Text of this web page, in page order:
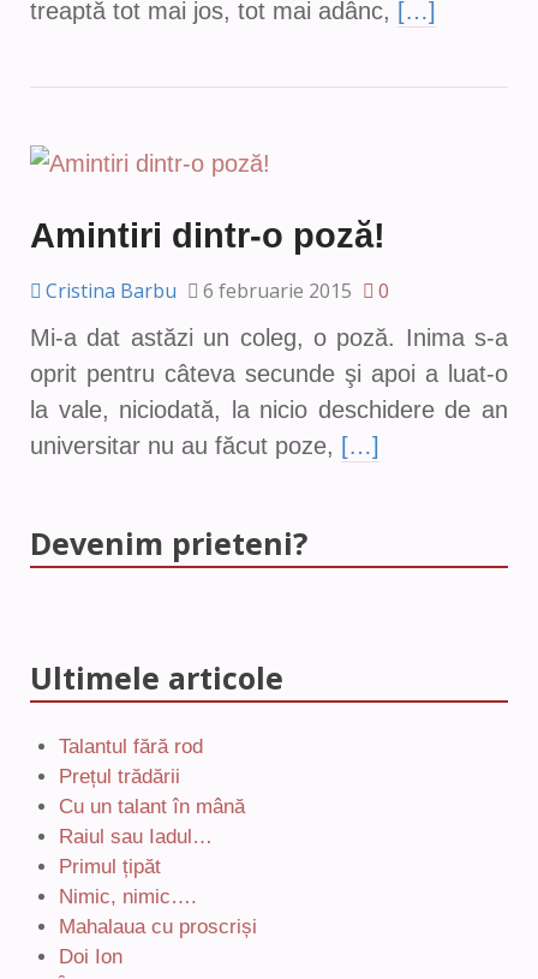
treaptă tot mai jos, tot mai adânc, […]
Amintiri dintr-o poză!
Cristina Barbu 6 februarie 2015
0
Mi-a dat astăzi un coleg, o poză. Inima s-a
oprit pentru câteva secunde şi apoi a luat-o
la vale, niciodată, la nicio deschidere de an
universitar nu au făcut poze, […]
Devenim prieteni?
Ultimele articole
Talantul fără rod
Prețul trădării
Cu un talant în mână
Raiul sau Iadul…
Primul țipăt
Nimic, nimic….
Mahalaua cu proscriși
Doi Ion